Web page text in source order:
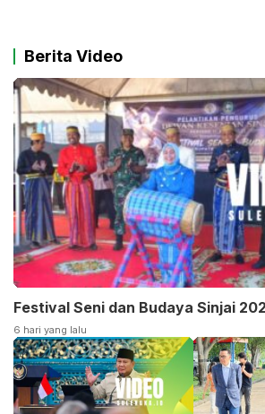
Berita Video
Festival Seni dan Budaya Sinjai
6 hari yang lalu